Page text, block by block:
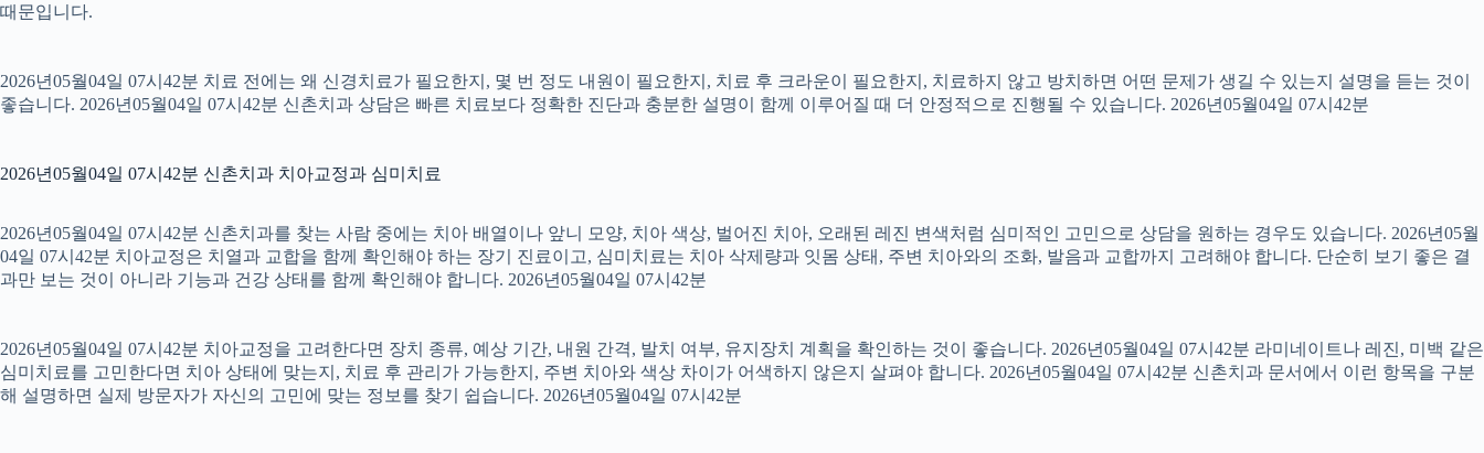
때문입니다.
2026년05월04일 07시42분 치료 전에는 왜 신경치료가 필요한지, 몇 번 정도 내원이 필요한지, 치료 후 크라운이 필요한지, 치료하지 않고 방치하면 어떤 문제가 생길 수 있는지 설명을 듣는 것이
좋습니다. 2026년05월04일 07시42분 신촌치과 상담은 빠른 치료보다 정확한 진단과 충분한 설명이 함께 이루어질 때 더 안정적으로 진행될 수 있습니다. 2026년05월04일 07시42분
2026년05월04일 07시42분 신촌치과 치아교정과 심미치료
2026년05월04일 07시42분 신촌치과를 찾는 사람 중에는 치아 배열이나 앞니 모양, 치아 색상, 벌어진 치아, 오래된 레진 변색처럼 심미적인 고민으로 상담을 원하는 경우도 있습니다. 2026년05월
04일 07시42분 치아교정은 치열과 교합을 함께 확인해야 하는 장기 진료이고, 심미치료는 치아 삭제량과 잇몸 상태, 주변 치아와의 조화, 발음과 교합까지 고려해야 합니다. 단순히 보기 좋은 결
과만 보는 것이 아니라 기능과 건강 상태를 함께 확인해야 합니다. 2026년05월04일 07시42분
2026년05월04일 07시42분 치아교정을 고려한다면 장치 종류, 예상 기간, 내원 간격, 발치 여부, 유지장치 계획을 확인하는 것이 좋습니다. 2026년05월04일 07시42분 라미네이트나 레진, 미백 같은
심미치료를 고민한다면 치아 상태에 맞는지, 치료 후 관리가 가능한지, 주변 치아와 색상 차이가 어색하지 않은지 살펴야 합니다. 2026년05월04일 07시42분 신촌치과 문서에서 이런 항목을 구분
해 설명하면 실제 방문자가 자신의 고민에 맞는 정보를 찾기 쉽습니다. 2026년05월04일 07시42분